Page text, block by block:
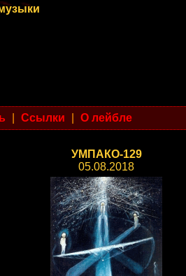
Ссылки О лейбле
УМПАКО-129
05.08.2018